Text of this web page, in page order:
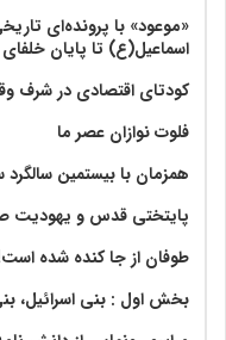
«موعود» با پرونده‌ای
اسماعیل(ع) تا پایان
کودتای اقتصادی در شرف
فلوت نوازان عصر ما
همزمان با بیستمین
پایتختی قدس و یهودیت
طوفان از جا کنده شده
بخش اول : بنی اسرائیل،